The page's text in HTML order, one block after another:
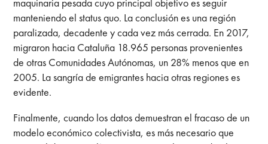
manteniendo el status quo. La conclusión es una región
paralizada, decadente y cada vez más cerrada. En 2017,
migraron hacia Cataluña 18.965 personas provenientes
de otras Comunidades Autónomas, un 28% menos que en
2005. La sangría de emigrantes hacia otras regiones es
evidente.
Finalmente, cuando los datos demuestran el fracaso de un
modelo económico colectivista, es más necesario que